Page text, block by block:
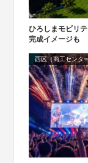
ひろしまモビリ
完成イメージも
西区（商工センタ